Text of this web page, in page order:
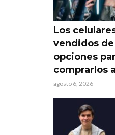
Los
vendidos
opciones
comprarlos
agosto 6, 2026